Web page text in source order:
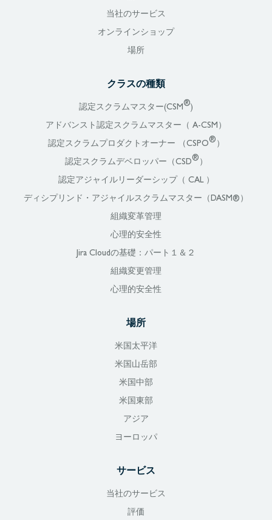
当社のサービス
オンラインショップ
場所
クラスの種類
認定スクラムマスター(CSM®)
アドバンスト認定スクラムマスター（ A-CSM）
認定スクラムプロダクトオーナー （CSPO® ）
認定スクラムデベロッパー（CSD® ）
認定アジャイルリーダーシップ（ CAL ）
ディシプリンド・アジャイルスクラムマスター（DASM®）
組織変革管理
心理的安全性
Jira Cloudの基礎：パート１＆２
組織変更管理
心理的安全性
場所
米国太平洋
米国山岳部
米国中部
米国東部
アジア
ヨーロッパ
サービス
当社のサービス
評価